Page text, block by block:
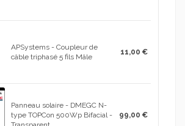
APSystems - Coupleur de
câble triphasé 5 fils Mâle
11,00 €
Panneau solaire - DMEGC N-
type TOPCon 500Wp Bifacial -
99,00 €